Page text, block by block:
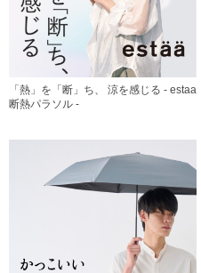
「熱」を「断」ち、 涼を感じる - estaa
断熱パラソル -